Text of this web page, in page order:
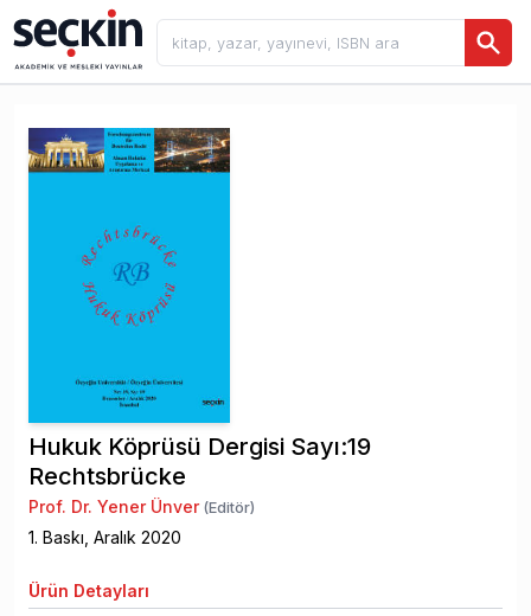
Hukuk Köprüsü Dergisi Sayı:19
Rechtsbrücke
Prof. Dr. Yener Ünver(Editör)
1. Baskı, Aralık 2020
Ürün Detayları